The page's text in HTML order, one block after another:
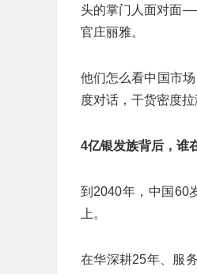
头的掌门人面对面
官庄丽雅。
他们怎么看中国市
度对话，干货密度拉
4亿银发族背后，谁
到2040年，中国60
上。
在华深耕25年、服